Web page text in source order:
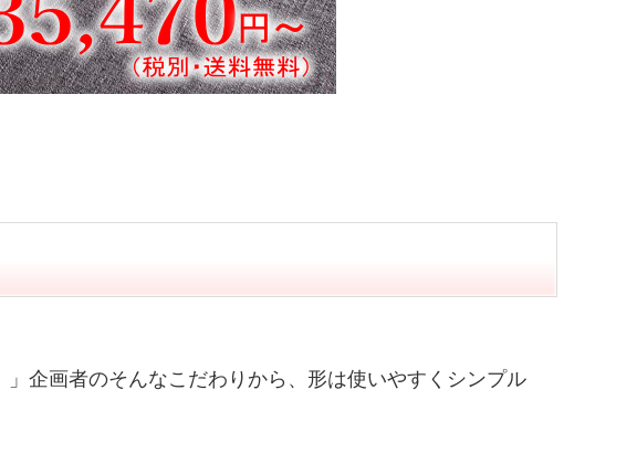
企画者のそんなこだわりから、形は使いやすくシンプル